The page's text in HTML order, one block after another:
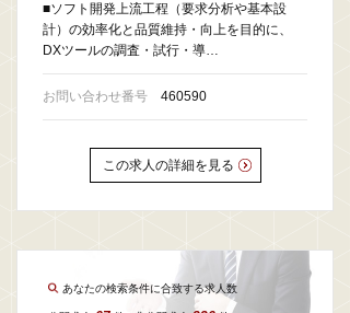
■ソフト開発上流工程（要求分析や基本設
計）の効率化と品質維持・向上を目的に、
DXツールの調査・試行・導…
お問い合わせ番号 460590
この求人の詳細を見る
あなたの検索条件に合致する求人数